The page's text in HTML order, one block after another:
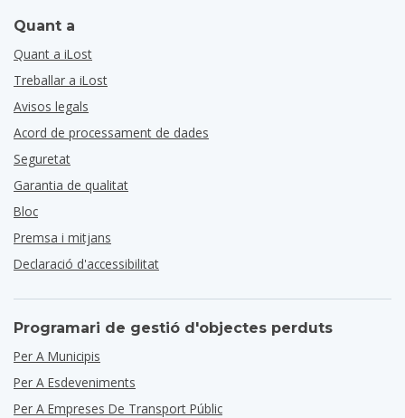
Quant a
Quant a iLost
Treballar a iLost
Avisos legals
Acord de processament de dades
Seguretat
Garantia de qualitat
Bloc
Premsa i mitjans
Declaració d'accessibilitat
Programari de gestió d'objectes perduts
Per A Municipis
Per A Esdeveniments
Per A Empreses De Transport Públic